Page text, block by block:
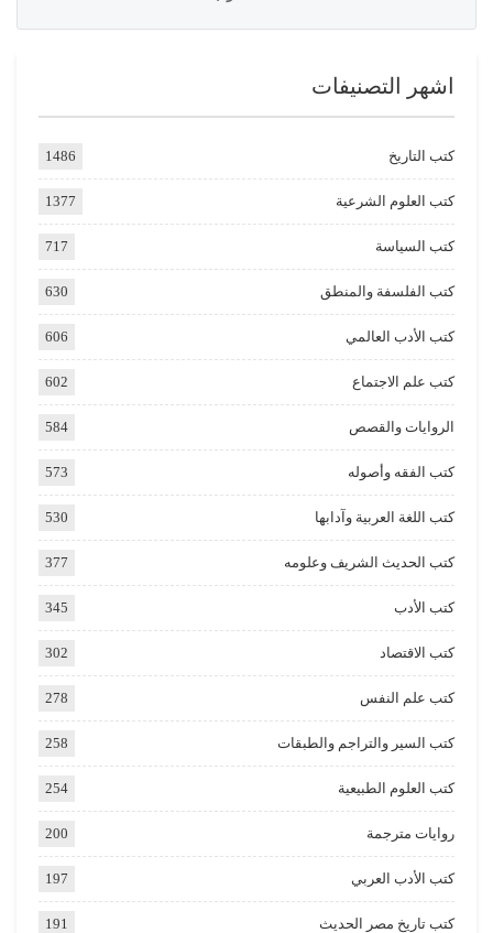
اشهر التصنيفات
كتب التاريخ 1486
كتب العلوم الشرعية 1377
كتب السياسة 717
كتب الفلسفة والمنطق 630
كتب الأدب العالمي 606
كتب علم الاجتماع 602
الروايات والقصص 584
كتب الفقه وأصوله 573
كتب اللغة العربية وآدابها 530
كتب الحديث الشريف وعلومه 377
كتب الأدب 345
كتب الاقتصاد 302
كتب علم النفس 278
كتب السير والتراجم والطبقات 258
كتب العلوم الطبيعية 254
روايات مترجمة 200
كتب الأدب العربي 197
كتب تاريخ مصر الحديث 191